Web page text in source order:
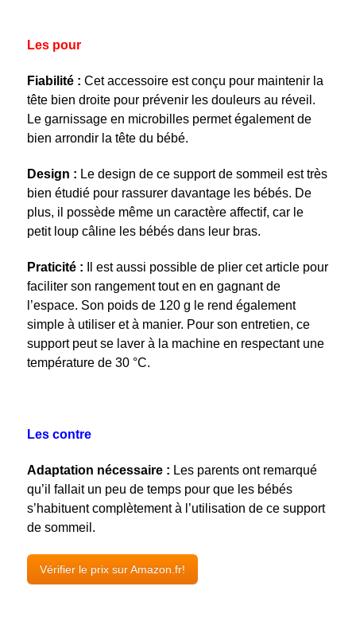
Les pour
Fiabilité : Cet accessoire est conçu pour maintenir la
tête bien droite pour prévenir les douleurs au réveil.
Le garnissage en microbilles permet également de
bien arrondir la tête du bébé.
Design : Le design de ce support de sommeil est très
bien étudié pour rassurer davantage les bébés. De
plus, il possède même un caractère affectif, car le
petit loup câline les bébés dans leur bras.
Praticité :
Il est aussi possible de plier cet article pour
faciliter son rangement tout en en gagnant de
l’espace. Son poids de 120 g le rend également
simple à utiliser et à manier. Pour son entretien, ce
support peut se laver à la machine en respectant une
température de 30 °C.
Les contre
Adaptation nécessaire : Les parents ont remarqué
qu’il fallait un peu de temps pour que les bébés
s’habituent complètement à l’utilisation de ce support
de sommeil.
Vérifier le prix sur Amazon.fr!